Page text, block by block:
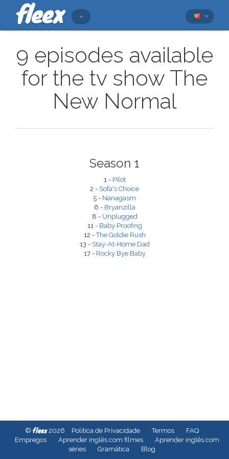
9 episodes available
for the tv show The
New Normal
Season 1
1 - Pilot
2 - Sofa's Choice
5 - Nanagasm
6 - Bryanzilla
8 - Unplugged
11 - Baby Proofing
12 -The Goldie Rush
13 - Stay-At-Home Dad
17 - Rocky Bye Baby
© fleex2026 Política de Privacidade Termos
FAQ
Empregos
Aprender inglês com filmes
Aprender inglês com
séries
Gramática Blog